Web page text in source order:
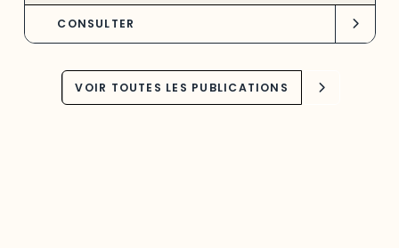
CONSULTER
VOIR TOUTES LES PUBLICATIONS